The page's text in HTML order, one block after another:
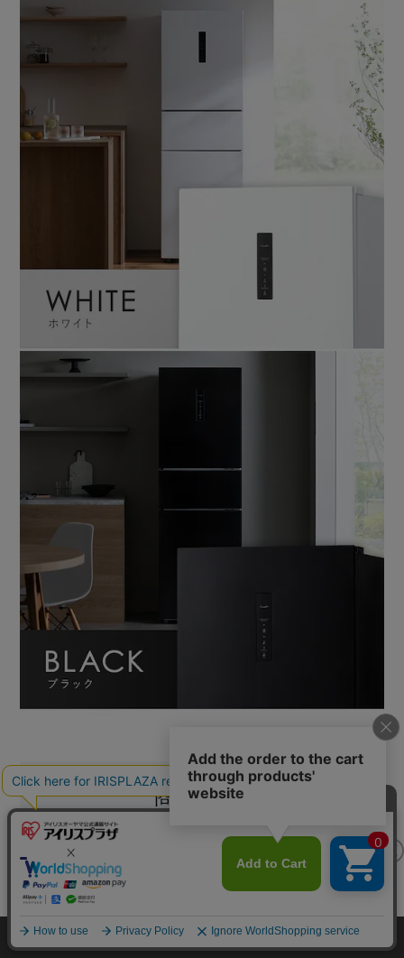
HOME 探す ログイン お気に入り お知らせ